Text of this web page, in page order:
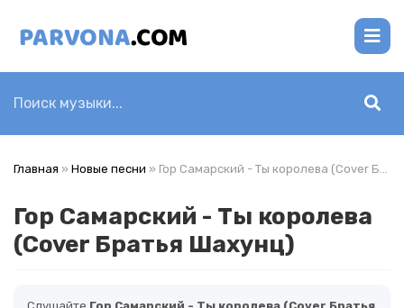
Главная » Новые песни » Гор Самарский - Ты королева (Cover Братья Шахунц)
Гор Самарский - Ты королева
(Cover Братья Шахунц)